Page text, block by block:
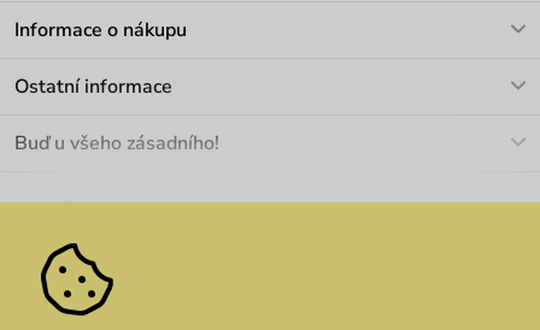
Informace o nákupu
Materiály a údržba
Pozáruční opravy
Ostatní informace
Velkoobchod
We Care
Dárkové poukazy
Vuchlook
Buď u všeho zásadního!
Zásady ochrany osobních údajů